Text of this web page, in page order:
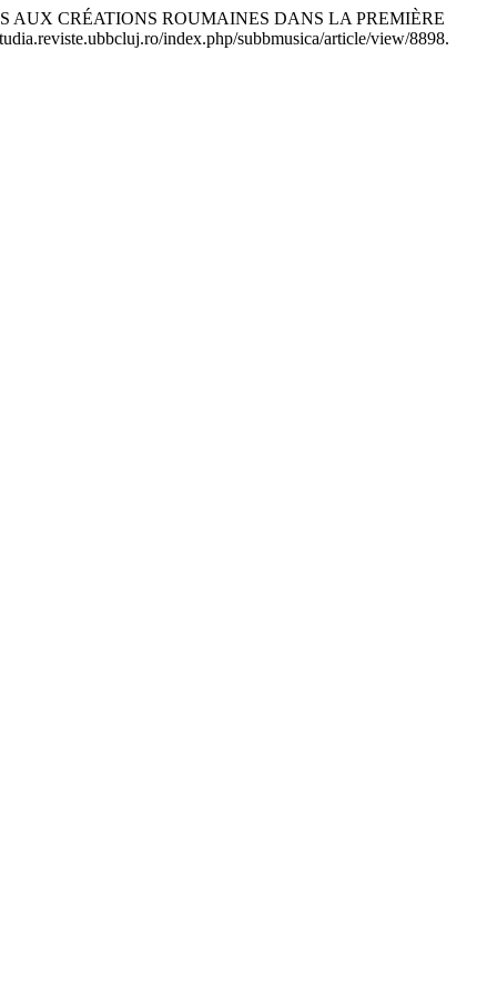
AUX CRÉATIONS ROUMAINES DANS LA PREMIÈRE
index.php/subbmusica/article/view/8898.